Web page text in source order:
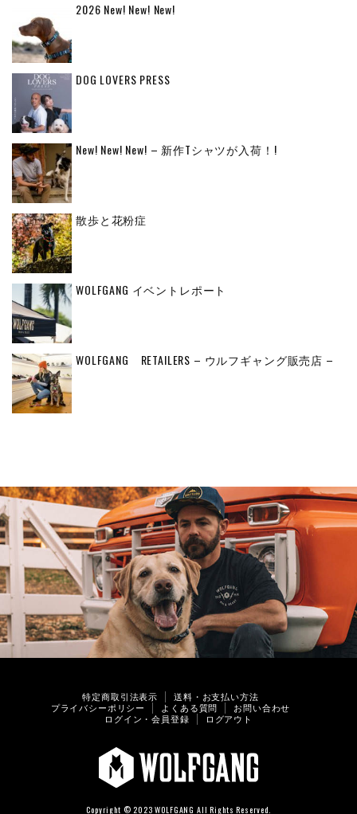
2026 New! New! New!
DOG LOVERS PRESS
New! New! New! – 新作Tシャツが入荷！!
散歩と花粉症
WOLFGANG イベントレポート
WOLFGANG RETAILERS – ウルフギャング販売店 –
特定商取引法表示
送料・お支払い方法
プライバシーポリシー
よくある質問
お問い合わせ
ログイン・会員登録
ログアウト
Copyright © 2023 WOLFGANG All Rights Reserved.